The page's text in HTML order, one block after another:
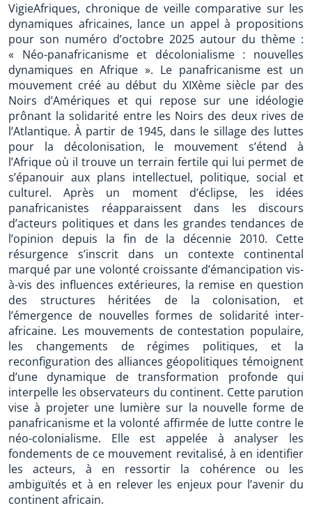
VigieAfriques, chronique de veille comparative sur les
dynamiques africaines, lance un appel à propositions
pour son numéro d’octobre 2025 autour du thème :
« Néo-panafricanisme et décolonialisme : nouvelles
dynamiques en Afrique ». Le panafricanisme est un
mouvement créé au début du XIXème siècle par des
Noirs d’Amériques et qui repose sur une idéologie
prônant la solidarité entre les Noirs des deux rives de
l’Atlantique. À partir de 1945, dans le sillage des luttes
pour la décolonisation, le mouvement s’étend à
l’Afrique où il trouve un terrain fertile qui lui permet de
s’épanouir aux plans intellectuel, politique, social et
culturel. Après un moment d’éclipse, les idées
panafricanistes réapparaissent dans les discours
d’acteurs politiques et dans les grandes tendances de
l’opinion depuis la fin de la décennie 2010. Cette
résurgence s’inscrit dans un contexte continental
marqué par une volonté croissante d’émancipation vis-
à-vis des influences extérieures, la remise en question
des structures héritées de la colonisation, et
l’émergence de nouvelles formes de solidarité inter-
africaine. Les mouvements de contestation populaire,
les changements de régimes politiques, et la
reconfiguration des alliances géopolitiques témoignent
d’une dynamique de transformation profonde qui
interpelle les observateurs du continent. Cette parution
vise à projeter une lumière sur la nouvelle forme de
panafricanisme et la volonté affirmée de lutte contre le
néo-colonialisme. Elle est appelée à analyser les
fondements de ce mouvement revitalisé, à en identifier
les acteurs, à en ressortir la cohérence ou les
ambiguïtés et à en relever les enjeux pour l’avenir du
continent africain.